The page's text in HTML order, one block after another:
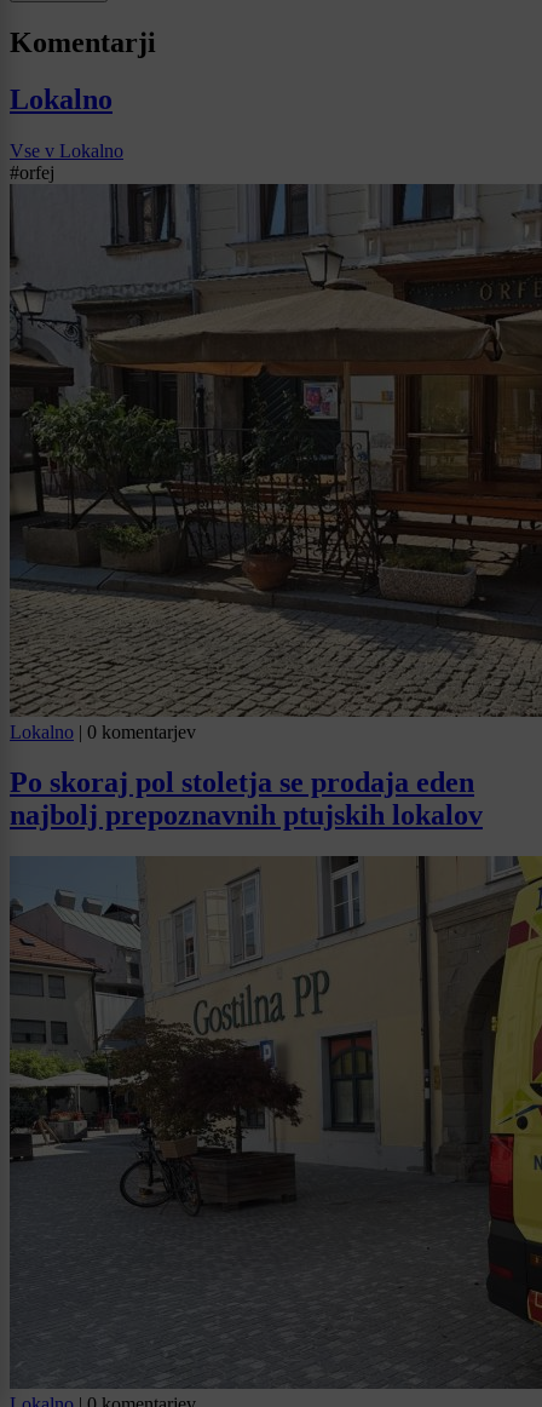
Komentarji
Lokalno
Vse v Lokalno
#orfej
Lokalno | 0 komentarjev
Po skoraj pol stoletja se prodaja eden
najbolj prepoznavnih ptujskih lokalov